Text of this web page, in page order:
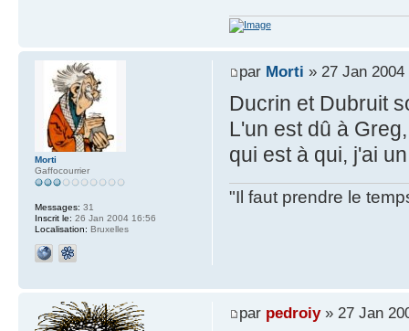
par Morti » 27 Jan 2004
Ducrin et Dubruit
L'un est dû à
qui est à qui, j'ai
"Il faut prendre le
Morti
Gaffocourrier
Messages: 31
Inscrit le: 26 Jan 2004 16:56
Localisation: Bruxelles
par pedroiy» 27 Jan